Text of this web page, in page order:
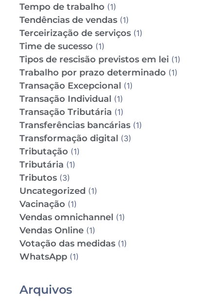
Tempo de trabalho (1)
Tendências de vendas (1)
Terceirização de serviços (1)
Time de sucesso (1)
Tipos de rescisão previstos em lei (1)
Trabalho por prazo determinado (1)
Transação Excepcional (1)
Transação Individual (1)
Transação Tributária (1)
Transferências bancárias (1)
Transformação digital (3)
Tributação (1)
Tributária (1)
Tributos (3)
Uncategorized (1)
Vacinação (1)
Vendas omnichannel (1)
Vendas Online (1)
Votação das medidas (1)
WhatsApp (1)
Arquivos